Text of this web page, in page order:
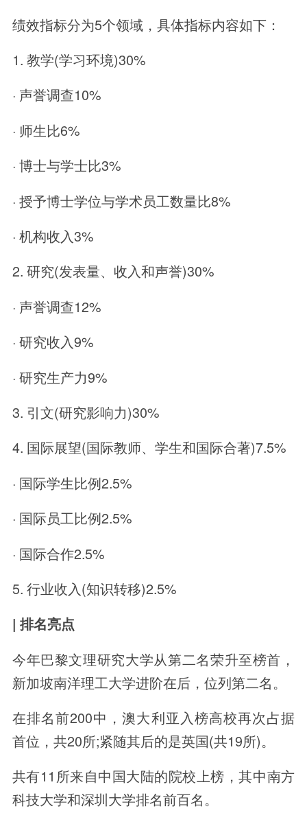
绩效指标分为5个领域，具体指标内容如下：
1. 教学(学习环境)30%
· 声誉调查10%
· 师生比6%
· 博士与学士比3%
· 授予博士学位与学术员工数量比8%
· 机构收入3%
2. 研究(发表量、收入和声誉)30%
· 声誉调查12%
· 研究收入9%
· 研究生产力9%
3. 引文(研究影响力)30%
4. 国际展望(国际教师、学生和国际合著)7.5%
· 国际学生比例2.5%
· 国际员工比例2.5%
· 国际合作2.5%
5. 行业收入(知识转移)2.5%
| 排名亮点
今年巴黎文理研究大学从第二名荣升至榜首，
新加坡南洋理工大学进阶在后，位列第二名。
在排名前200中，澳大利亚入榜高校再次占据
首位，共20所;紧随其后的是英国(共19所)。
共有11所来自中国大陆的院校上榜，其中南方
科技大学和深圳大学排名前百名。